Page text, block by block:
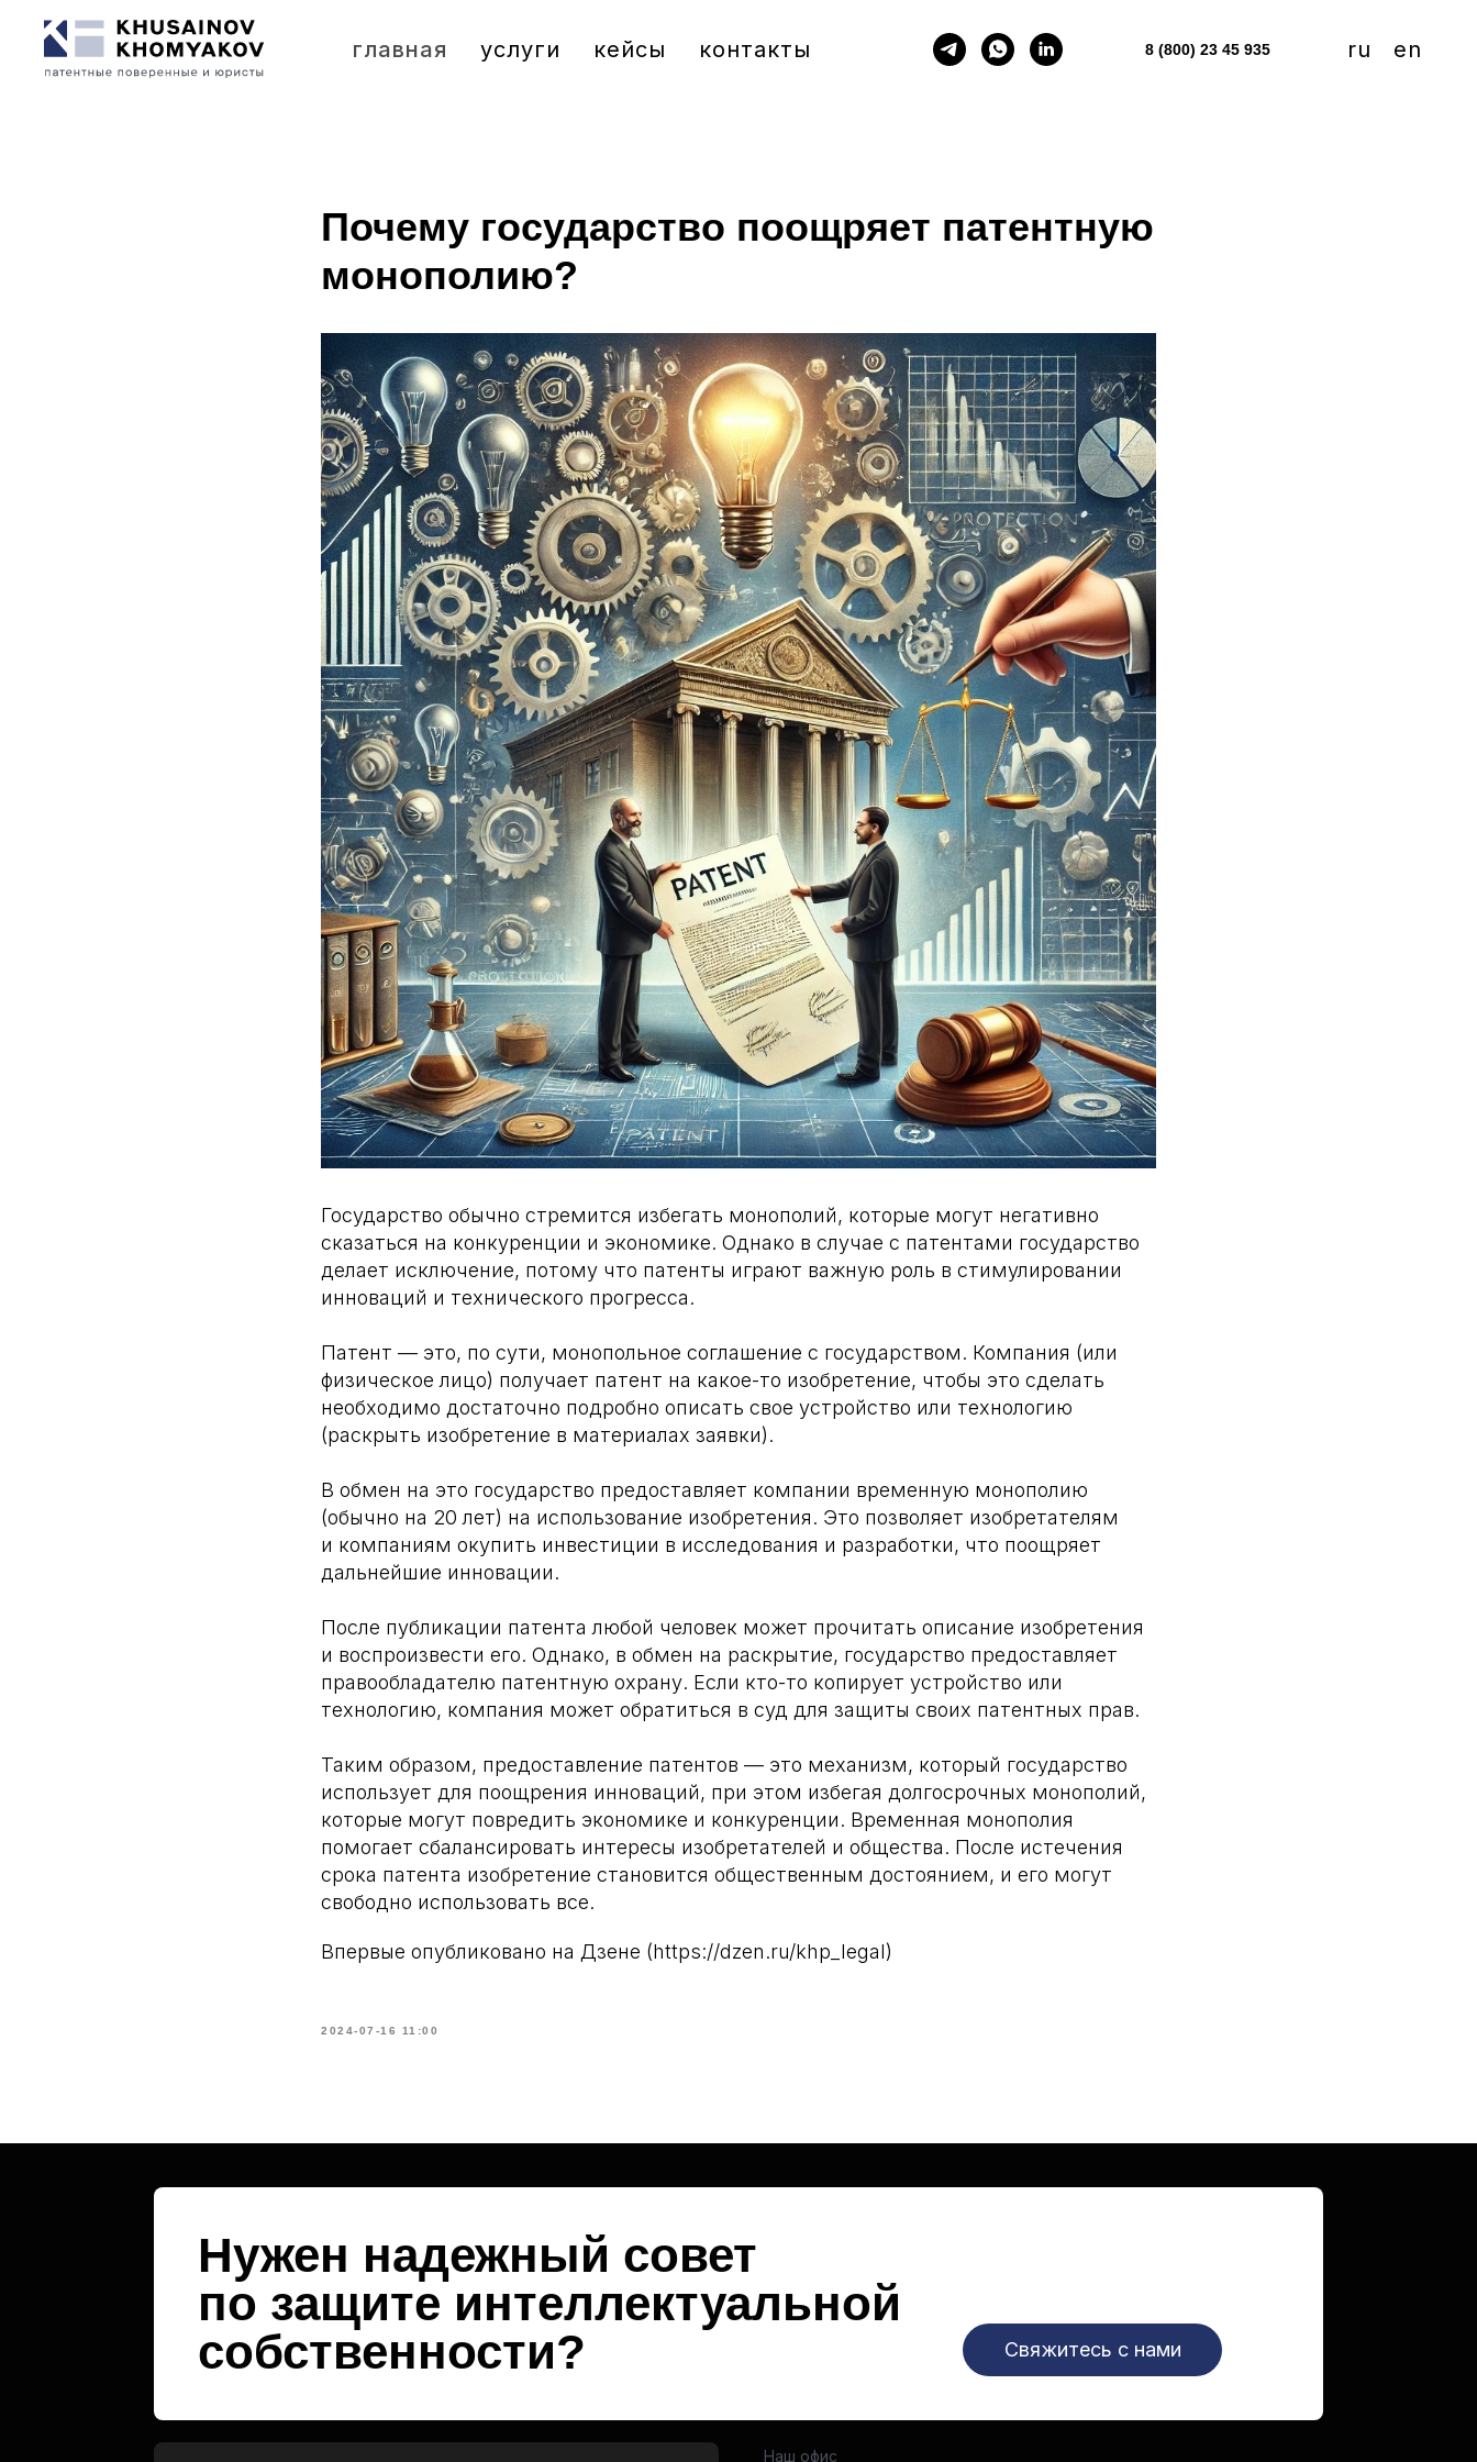
главная услуги кейсы контакты 8 (800) 23 45 935 ru en
Почему государство поощряет патентную
монополию?
Государство обычно стремится избегать монополий, которые могут негативно
сказаться на конкуренции и экономике. Однако в случае с патентами государство
делает исключение, потому что патенты играют важную роль в стимулировании
инноваций и технического прогресса.
Патент — это, по сути, монопольное соглашение с государством. Компания (или
физическое лицо) получает патент на какое-то изобретение, чтобы это сделать
необходимо достаточно подробно описать свое устройство или технологию
(раскрыть изобретение в материалах заявки).
В обмен на это государство предоставляет компании временную монополию
(обычно на 20 лет) на использование изобретения. Это позволяет изобретателям
и компаниям окупить инвестиции в исследования и разработки, что поощряет
дальнейшие инновации.
После публикации патента любой человек может прочитать описание изобретения
и воспроизвести его. Однако, в обмен на раскрытие, государство предоставляет
правообладателю патентную охрану. Если кто-то копирует устройство или
технологию, компания может обратиться в суд для защиты своих патентных прав.
Таким образом, предоставление патентов — это механизм, который государство
использует для поощрения инноваций, при этом избегая долгосрочных монополий,
которые могут повредить экономике и конкуренции. Временная монополия
помогает сбалансировать интересы изобретателей и общества. После истечения
срока патента изобретение становится общественным достоянием, и его могут
свободно использовать все.
Впервые опубликовано на Дзене (https://dzen.ru/khp_legal)
2024-07-16 11:00
Нужен надежный совет
по защите интеллектуальной
собственности?
Свяжитесь с нами
Наш офис